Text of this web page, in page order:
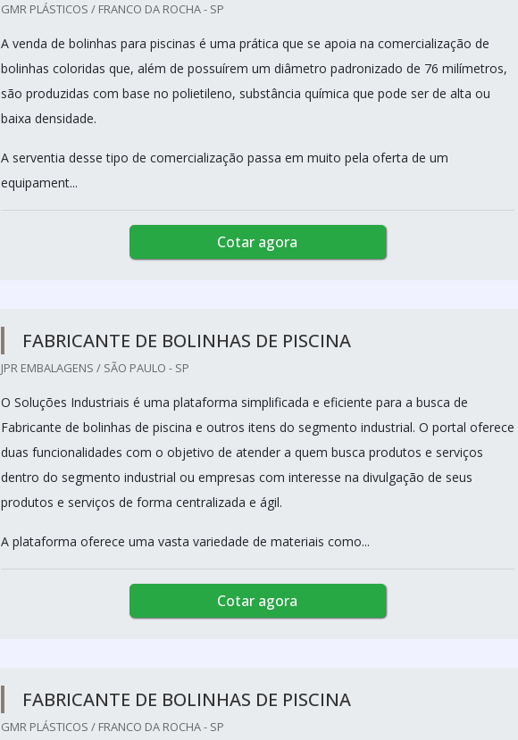
GMR PLÁSTICOS / FRANCO DA ROCHA - SP
A venda de bolinhas para piscinas é uma prática que se apoia na comercialização de
bolinhas coloridas que, além de possuírem um diâmetro padronizado de 76 milímetros,
são produzidas com base no polietileno, substância química que pode ser de alta ou
baixa densidade.
A serventia desse tipo de comercialização passa em muito pela oferta de um
equipament...
Cotar agora
FABRICANTE DE BOLINHAS DE PISCINA
JPR EMBALAGENS / SÃO PAULO - SP
O Soluções Industriais é uma plataforma simplificada e eficiente para a busca de
Fabricante de bolinhas de piscina e outros itens do segmento industrial. O portal oferece
duas funcionalidades com o objetivo de atender a quem busca produtos e serviços
dentro do segmento industrial ou empresas com interesse na divulgação de seus
produtos e serviços de forma centralizada e ágil.
A plataforma oferece uma vasta variedade de materiais como...
Cotar agora
FABRICANTE DE BOLINHAS DE PISCINA
GMR PLÁSTICOS / FRANCO DA ROCHA - SP